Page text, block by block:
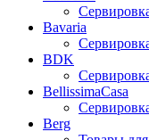
Bavaria
BDK
BellissimaCasa
Berg